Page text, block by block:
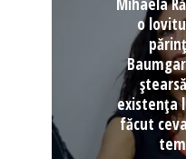
o
existența
făcut